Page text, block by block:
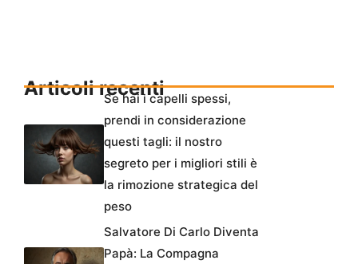
Articoli recentiSe hai i capelli spessi,
prendi in considerazione
questi tagli: il nostro
segreto per i migliori stili è
la rimozione strategica del
peso
Salvatore Di Carlo Diventa
Papà: La Compagna